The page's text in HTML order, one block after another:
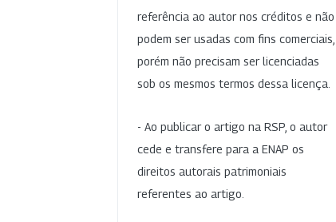
referência ao autor nos créditos e não
podem ser usadas com fins comerciais,
porém não precisam ser licenciadas
sob os mesmos termos dessa licença.
- Ao publicar o artigo na RSP, o autor
cede e transfere para a ENAP os
direitos autorais patrimoniais
referentes ao artigo.